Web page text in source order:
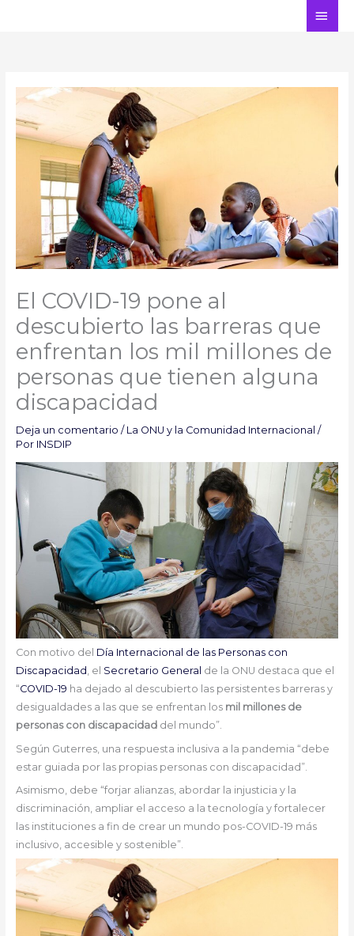
El COVID-19 pone al
descubierto las barreras que
enfrentan los mil millones de
personas que tienen alguna
discapacidad
Deja un comentario / La ONU y la Comunidad Internacional /
Por INSDIP
Con motivo del Día Internacional de las Personas con
Discapacidad , el Secretario General de la ONU destaca que el
“COVID-19 ha dejado al descubierto las persistentes barreras y
desigualdades a las que se enfrentan los mil millones de
personas con discapacidaddel mundo”.
Según Guterres, una respuesta inclusiva a la pandemia “debe
estar guiada por las propias personas con discapacidad”.
Asimismo, debe “forjar alianzas, abordar la injusticia y la
discriminación, ampliar el acceso a la tecnología y fortalecer
las instituciones a fin de crear un mundo pos-COVID-19 más
inclusivo, accesible y sostenible”.